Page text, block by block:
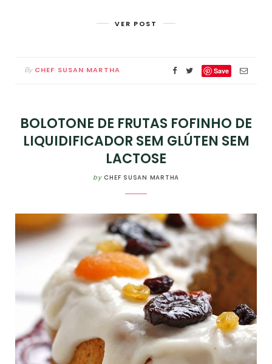
VER POST
By CHEF SUSAN MARTHA Save
BOLOTONE DE FRUTAS FOFINHO DE
LIQUIDIFICADOR SEM GLÚTEN SEM
LACTOSE
by CHEF SUSAN MARTHA